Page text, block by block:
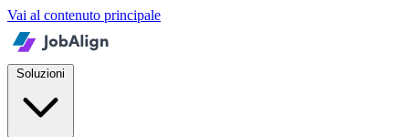
Vai al contenuto principale